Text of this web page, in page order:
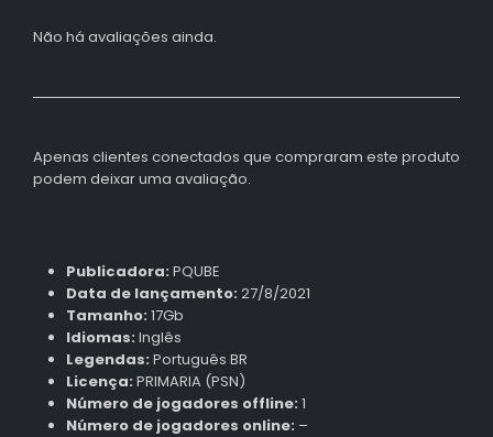
Não há avaliações ainda.
Apenas clientes conectados que compraram este produto
podem deixar uma avaliação.
Publicadora: PQUBE
Data de lançamento: 27/8/2021
Tamanho: 17Gb
Idiomas: Inglês
Legendas: Português BR
Licença: PRIMARIA (PSN)
Número de jogadores offline: 1
Número de jogadores online: –